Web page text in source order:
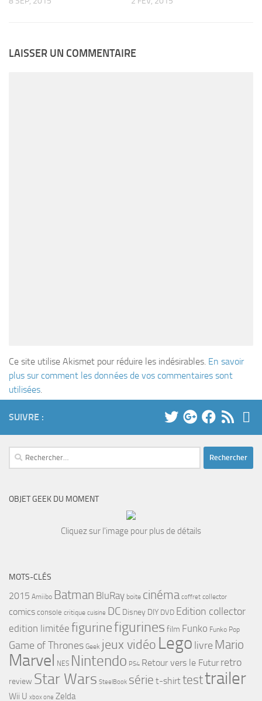
LAISSER UN COMMENTAIRE
Ce site utilise Akismet pour réduire les indésirables. En savoir
plus sur comment les données de vos commentaires sont
utilisées.
SUIVRE :
Rechercher :
OBJET GEEK DU MOMENT
Cliquez sur l'image pour plus de détails
MOTS-CLÉS
2015 Amiibo Batman BluRay boite cinéma coffret collector
comics console critique cuisine DC Disney DIY DVD Edition collector
edition limitée figurinefigurines film Funko Funko Pop
Game of Thrones Geek jeux vidéo Lego livre Mario
Marvel NES Nintendo PS4 Retour vers le Futur retro
review Star Wars SteelBook série t-shirttesttrailer
Wii U xbox one Zelda